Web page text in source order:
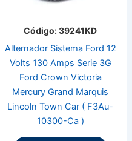
Código: 39241KD
Alternador Sistema Ford 12
Volts 130 Amps Serie 3G
Ford Crown Victoria
Mercury Grand Marquis
Lincoln Town Car ( F3Au-
10300-Ca )